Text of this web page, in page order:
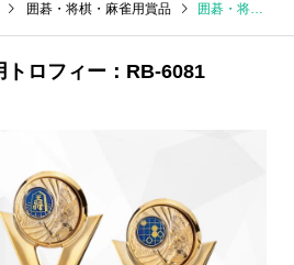
囲碁・将棋・麻雀用賞品 囲碁・将棋・麻雀用トロフィー：RB-6081
トロフィー：RB-6081